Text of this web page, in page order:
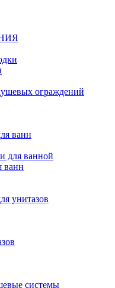
ограждений
ванн
для ванной
ванн
унитазов
системы